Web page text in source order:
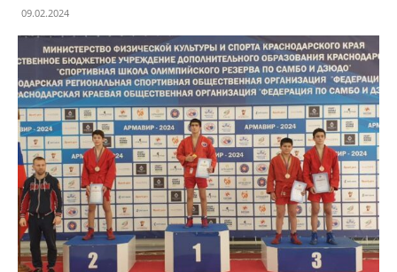
09.02.2024